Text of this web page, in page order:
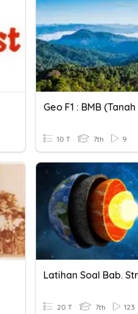
10 T 7th 9
20 T 7th 123